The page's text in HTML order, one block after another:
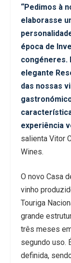
“Pedimos à
elaborasse
época de
congéneres.
elegante
das nossas
experiência
salienta Vitor
Wines.
O novo Casa
vinho
Touriga
grande
três meses
segundo uso.
definida,